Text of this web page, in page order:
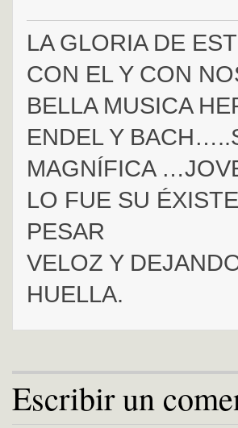
LA GLORIA DE
CON EL Y CON
BELLA MUSICA
ENDEL Y
MAGNÍFICA
LO FUE SU
PESAR
VELOZ Y
HUELLA.
Escribir un